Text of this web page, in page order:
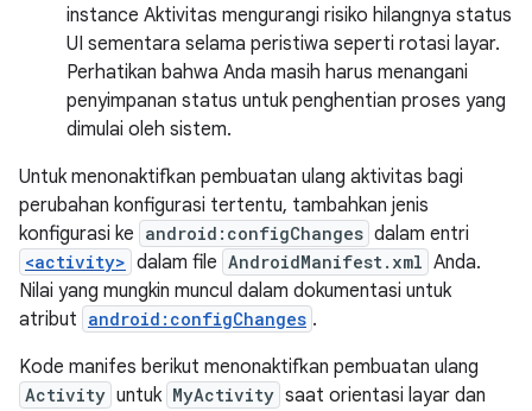
instance Aktivitas mengurangi risiko hilangnya status
UI sementara selama peristiwa seperti rotasi layar.
Perhatikan bahwa Anda masih harus menangani
penyimpanan status untuk penghentian proses yang
dimulai oleh sistem.
Untuk menonaktifkan pembuatan ulang aktivitas bagi
perubahan konfigurasi tertentu, tambahkan jenis
konfigurasi ke android:configChanges dalam entri
<activity> dalam file AndroidManifest.xml Anda.
Nilai yang mungkin muncul dalam dokumentasi untuk
atribut android:configChanges .
Kode manifes berikut menonaktifkan pembuatan ulang
Activity untuk MyActivity saat orientasi layar dan